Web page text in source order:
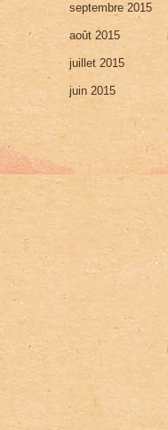
septembre 2015
août 2015
juillet 2015
juin 2015